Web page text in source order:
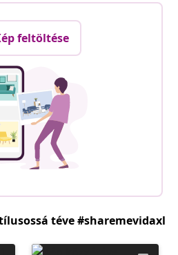
feltöltése
téve #sharemevidaxl